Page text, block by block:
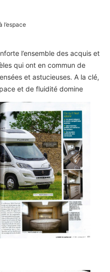
l’espace
l’ensemble des acquis et
qui ont en commun de
et astucieuses. A la clé,
et de fluidité domine